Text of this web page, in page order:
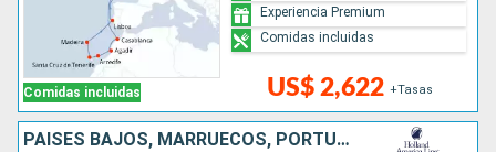
Comidas incluidas US$ 2,622 +Tasas
Experiencia Premium
Comidas incluidas
PAISES BAJOS, MARRUECOS, PORTUGAL, REINO UNIDO